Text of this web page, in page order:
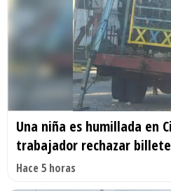
Una niña es humillada en
trabajador rechazar
Hace 5 horas